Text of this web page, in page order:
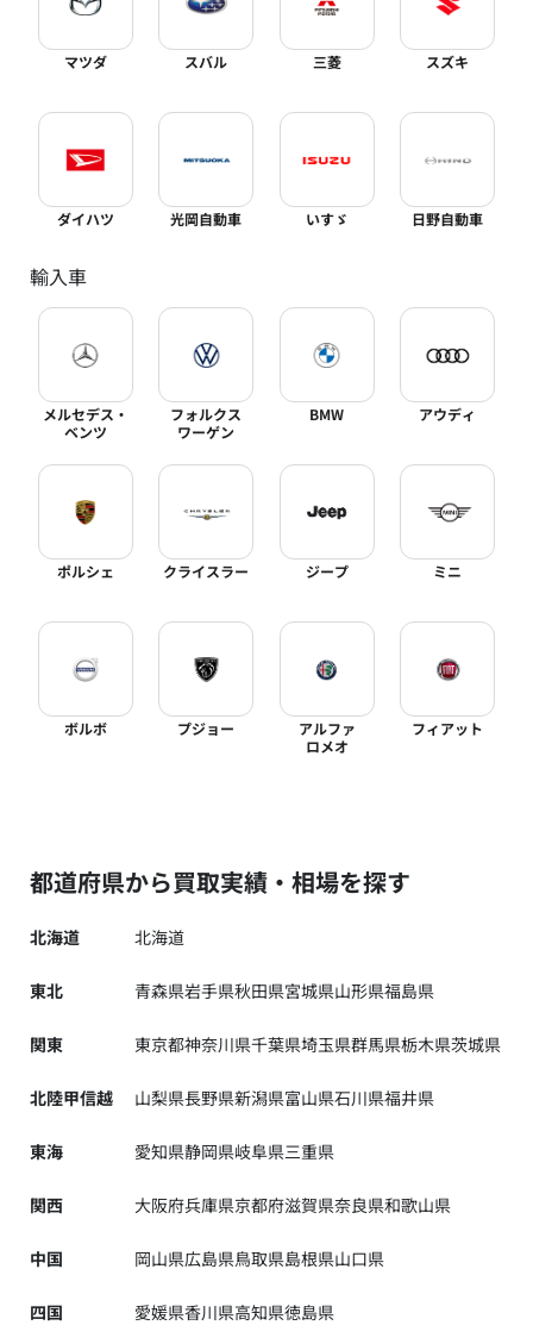
マツダ スバル 三菱 スズキ
ダイハツ 光岡自動車 いすゞ 日野自動車
輸入車
メルセデス・
ベンツ
フォルクス
ワーゲン
BMW アウディ
ポルシェ クライスラー ジープ ミニ
ボルボ プジョー
アルファ
ロメオ
フィアット
都道府県から買取実績・相場を探す
北海道 北海道
東北 青森県岩手県秋田県宮城県山形県福島県
関東 東京都神奈川県千葉県埼玉県群馬県栃木県茨城県
北陸甲信越 山梨県長野県新潟県富山県石川県福井県
東海 愛知県静岡県岐阜県三重県
関西 大阪府兵庫県京都府滋賀県奈良県和歌山県
中国 岡山県広島県鳥取県島根県山口県
四国 愛媛県香川県高知県徳島県